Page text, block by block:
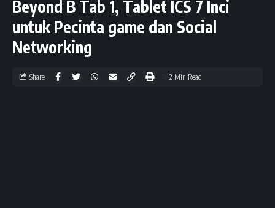
Beyond B Tab 1, Tablet ICS 7 Inci
untuk Pecinta game dan Social
Networking
Share 2 Min Read